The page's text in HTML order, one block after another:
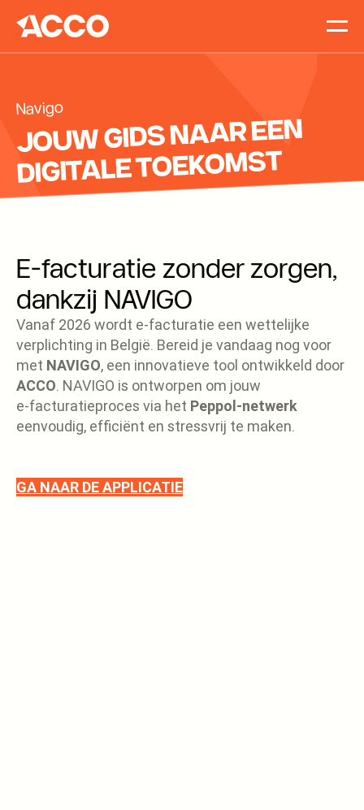
Contact
Navigo
JOUW GIDS NAAR EEN
DIGITALE TOEKOMST
E-facturatie zonder zorgen,
dankzij NAVIGO
Vanaf 2026 wordt e-facturatie een wettelijke
verplichting in België. Bereid je vandaag nog voor
met NAVIGO, een innovatieve tool ontwikkeld door
ACCO. NAVIGO is ontworpen om jouw
e-facturatieproces via het Peppol-netwerk
eenvoudig, efficiënt en stressvrij te maken.
GA NAAR DE APPLICATIE